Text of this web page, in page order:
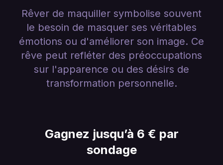
Rêver de maquiller symbolise souvent
le besoin de masquer ses véritables
émotions ou d'améliorer son image. Ce
rêve peut refléter des préoccupations
sur l'apparence ou des désirs de
transformation personnelle.
Gagnez jusqu’à 6 € par
sondage